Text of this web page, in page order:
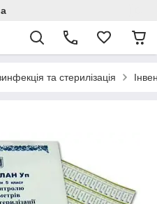
та стерилізація